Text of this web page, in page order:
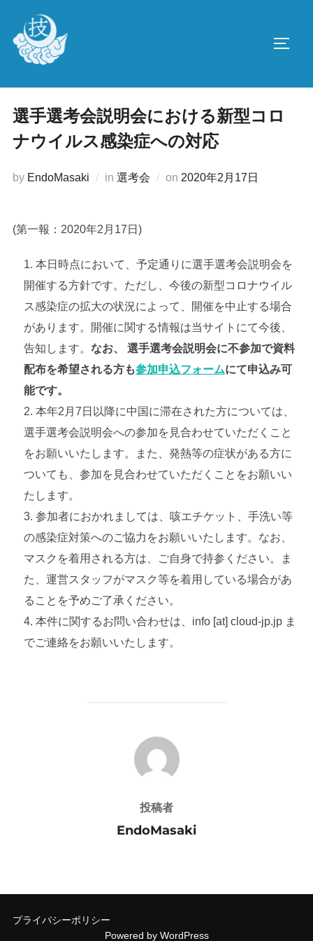
ツ
選手選考会説明会における新型コロ
ナウイルス感染症への対応
by EndoMasaki in 選考会 on 投
2020年2月17日
(第一報：2020年2月17日)
本日時点において、予定通りに選手選考会説明会を
開催する方針です。ただし、今後の新型コロナウイル
ス感染症の拡大の状況によって、開催を中止する場合
があります。開催に関する情報は当サイトにて今後、
告知します。 なお、 選手選考会説明会に不参加で資料
配布を希望される方も参加申込フォームにて申込み可
能です。
本年2月7日以降に中国に滞在された方については、
選手選考会説明会への参加を見合わせていただくこと
をお願いいたします。また、発熱等の症状がある方に
ついても、参加を見合わせていただくことをお願いい
たします。
参加者におかれましては、咳エチケット、手洗い等
の感染症対策へのご協力をお願いいたします。なお、
マスクを着用される方は、ご自身で持参ください。ま
た、運営スタッフがマスク等を着用している場合があ
ることを予めご了承ください。
本件に関するお問い合わせは、info [at] cloud-jp.jp ま
でご連絡をお願いいたします。
投稿者
投稿者
EndoMasaki
プライバシーポリシー
Powered by WordPress